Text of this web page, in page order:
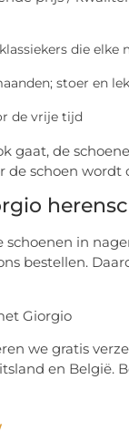
die elke
stoer en
de vrije tijd
gaat, de
de schoen
schoenen in
bestellen.
we gratis
en België.